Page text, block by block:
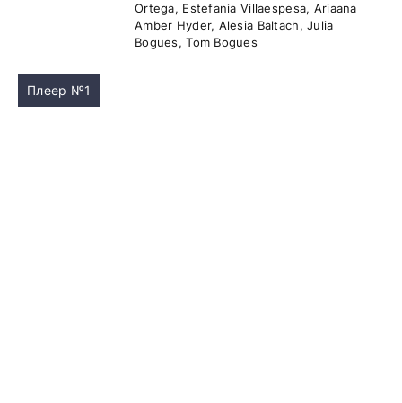
Ortega, Estefania Villaespesa, Ariaana
Amber Hyder, Alesia Baltach, Julia
Bogues, Tom Bogues
Плеер №1